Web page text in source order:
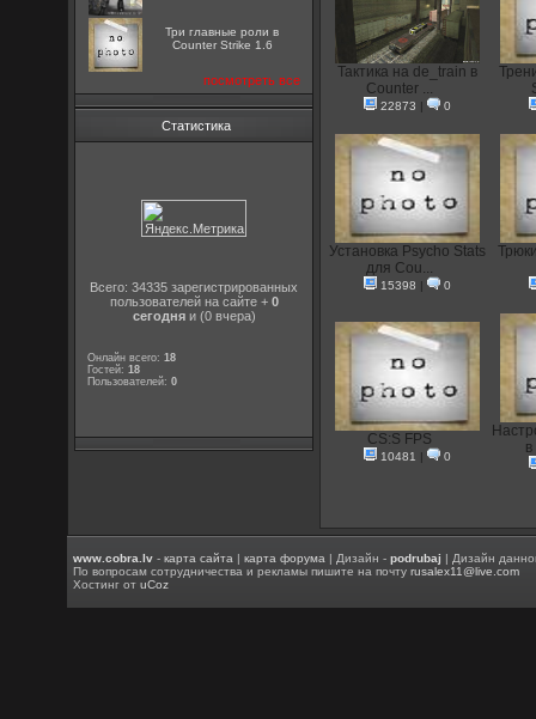
Три главные роли в
Counter Strike 1.6
посмотреть все
Статистика
Всего: 34335 зарегистрированных
пользователей на сайте + 0
сегодняи (0 вчера)
Онлайн всего:18
Гостей:18
Пользователей:0
Тактика на de_train в
Counter ...
22873 | 0
Установка Psycho Stats
для Cou...
15398 | 0
CS:S FPS
10481 | 0
www.cobra.lv -карта сайта |карта форума | Дизайн -podrubaj | Дизайн
По вопросам сотрудничества и рекламы пишите на почтуrusalex11@live.com
Хостинг отuCoz